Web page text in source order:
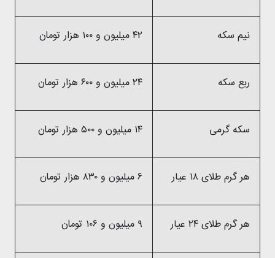
نیم سکه ۴۲ میلیون و ۱۰۰ هزار تومان
ربع سکه ۲۴ میلیون و ۶۰۰ هزار تومان
سکه گرمی ۱۴ میلیون و ۵۰۰ هزار تومان
هر گرم طلای ۱۸ عیار ۶ میلیون و ۸۳۰ هزار تومان
هر گرم طلای ٢۴ عیار ۹ میلیون و ۱۰۶ تومان